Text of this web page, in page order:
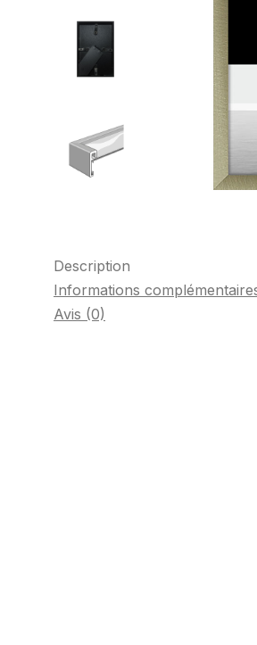
Description
Informations
Avis (0)